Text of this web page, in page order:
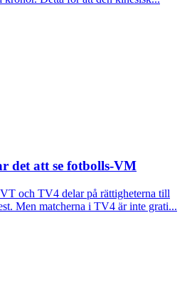
det att se fotbolls-VM
och TV4 delar på rättigheterna till
Men matcherna i TV4 är inte grati...